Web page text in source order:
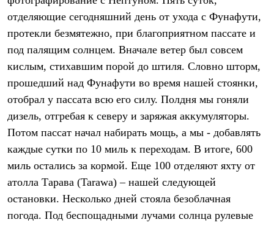
Софтшелл одежда
Куртки
Брюки
Лёгкая одежда
Рубашки
Футболки
Брюки
Термобелье
Теплое термобелье
Среднее термобелье
Легкое термобелье
Флисовая одежда
Куртки
Брюки
Детская одежда
Утепленная пухом
Комбинезоны
Куртки
отделяющие сегодняшний день от ухода с Фунафути,
протекли безмятежно, при благоприятном пассате и
под палящим солнцем. Вначале ветер был совсем
кислым, стихавшим порой до штиля. Словно шторм,
прошедший над Фунафути во время нашей стоянки,
отобрал у пассата всю его силу. Полдня мы гоняли
дизель, отгребая к северу и заряжая аккумуляторы.
Потом пассат начал набирать мощь, а мы - добавлять
каждые сутки по 10 миль к переходам. В итоге, 600
миль остались за кормой. Еще 100 отделяют яхту от
атолла Тарава (Tarawa) – нашей следующей
остановки. Несколько дней стояла безоблачная
погода. Под беспощадными лучами солнца рулевые